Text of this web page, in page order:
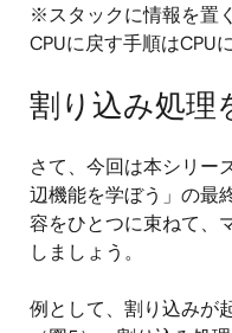
※スタックに情報を置
CPUに戻す手順はCPU
割り込み処理
さて、今回は本シリ
辺機能を学ぼう」の最
容をひとつに束ねて、
しましょう。
例として、割り込みが